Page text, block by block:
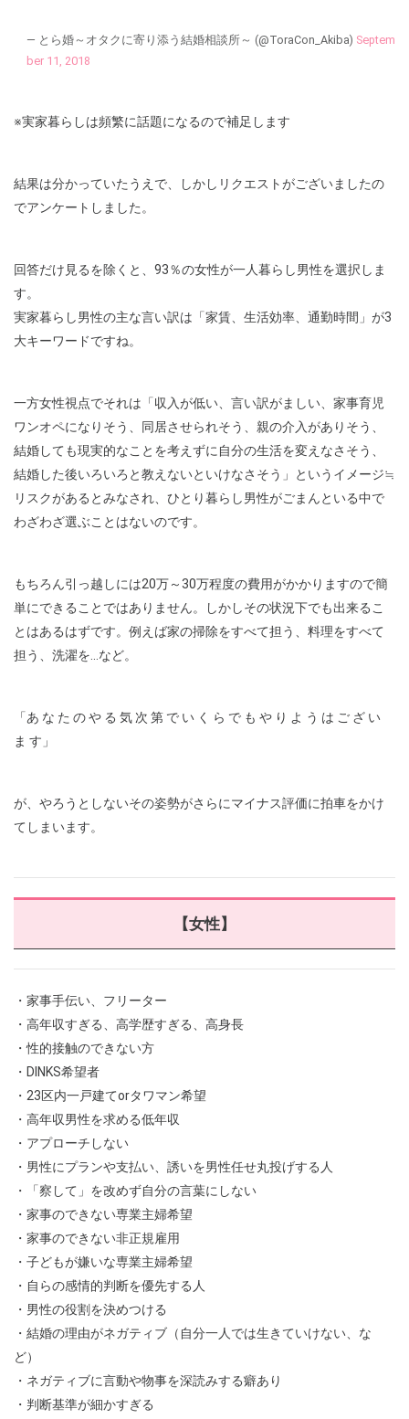
— とら婚～オタクに寄り添う結婚相談所～ (@ToraCon_Akiba) Septem
ber 11, 2018
※実家暮らしは頻繁に話題になるので補足します
結果は分かっていたうえで、しかしリクエストがございましたの
でアンケートしました。
回答だけ見るを除くと、93％の女性が一人暮らし男性を選択しま
す。
実家暮らし男性の主な言い訳は「家賃、生活効率、通勤時間」が3
大キーワードですね。
一方女性視点でそれは「収入が低い、言い訳がましい、家事育児
ワンオペになりそう、同居させられそう、親の介入がありそう、
結婚しても現実的なことを考えずに自分の生活を変えなさそう、
結婚した後いろいろと教えないといけなさそう」というイメージ≒
リスクがあるとみなされ、ひとり暮らし男性がごまんといる中で
わざわざ選ぶことはないのです。
もちろん引っ越しには20万～30万程度の費用がかかりますので簡
単にできることではありません。しかしその状況下でも出来るこ
とはあるはずです。例えば家の掃除をすべて担う、料理をすべて
担う、洗濯を…など。
「あ な た の や る 気 次 第 で い く ら で も や り よ う は ご ざ い
ま す」
が、やろうとしないその姿勢がさらにマイナス評価に拍車をかけ
てしまいます。
【女性】
・家事手伝い、フリーター
・高年収すぎる、高学歴すぎる、高身長
・性的接触のできない方
・DINKS希望者
・23区内一戸建てorタワマン希望
・高年収男性を求める低年収
・アプローチしない
・男性にプランや支払い、誘いを男性任せ丸投げする人
・「察して」を改めず自分の言葉にしない
・家事のできない専業主婦希望
・家事のできない非正規雇用
・子どもが嫌いな専業主婦希望
・自らの感情的判断を優先する人
・男性の役割を決めつける
・結婚の理由がネガティブ（自分一人では生きていけない、な
ど）
・ネガティブに言動や物事を深読みする癖あり
・判断基準が細かすぎる